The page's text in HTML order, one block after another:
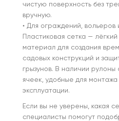
чистую поверхность без
вручную.
• Для ограждений, вольеров
Пластиковая сетка —
материал для создания
садовых конструкций и
грызунов. В наличии
ячеек, удобные для
эксплуатации.
Если вы не уверены, какая
специалисты помогут